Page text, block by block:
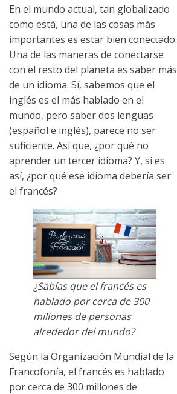
En el mundo actual, tan globalizado
como está, una de las cosas más
importantes es estar bien conectado.
Una de las maneras de conectarse
con el resto del planeta es saber más
de un idioma. Sí, sabemos que el
inglés es el más hablado en el
mundo, pero saber dos lenguas
(español e inglés), parece no ser
suficiente. Así que, ¿por qué no
aprender un tercer idioma? Y, si es
así, ¿por qué ese idioma debería ser
el francés?
¿Sabías que el francés es
hablado por cerca de 300
millones de personas
alrededor del mundo?
Según la Organización Mundial de la
Francofonía, el francés es hablado
por cerca de 300 millones de